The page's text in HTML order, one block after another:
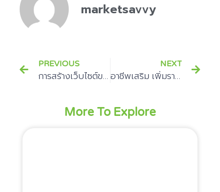
marketsavvy
PREVIOUS
การสร้างเว็บไซต์ขายสินค้ากับเว็บยอดนิยม เพื่อยอดขายเงินล้าน
NEXT
อาชีพเสริม เพิ่มรายได้จริง กับ ขายของออนไลน์
More To Explore